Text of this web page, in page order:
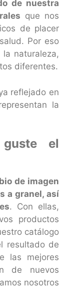
de nuestra
que nos
de placer
Por eso
la naturaleza,
diferentes.
reflejado en
la
el
de imagen
a granel, así
. Con ellas,
productos
catálogo
resultado de
las mejores
de nuevos
nosotros